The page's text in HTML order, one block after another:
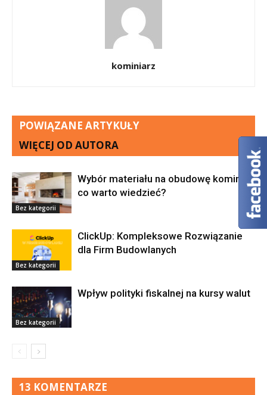
kominiarz
POWIĄZANE ARTYKUŁY
WIĘCEJ OD AUTORA
Bez kategorii
Wybór materiału na obudowę kominka:
co warto wiedzieć?
Bez kategorii
ClickUp: Kompleksowe Rozwiązanie
dla Firm Budowlanych
Bez kategorii
Wpływ polityki fiskalnej na kursy walut
13 KOMENTARZE